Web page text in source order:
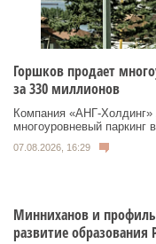
Горшков продает
за 330 миллионов
Компания «АНГ-
многоуровневый паркинг
07.08.2026, 16:29
Минниханов и
развитие образования